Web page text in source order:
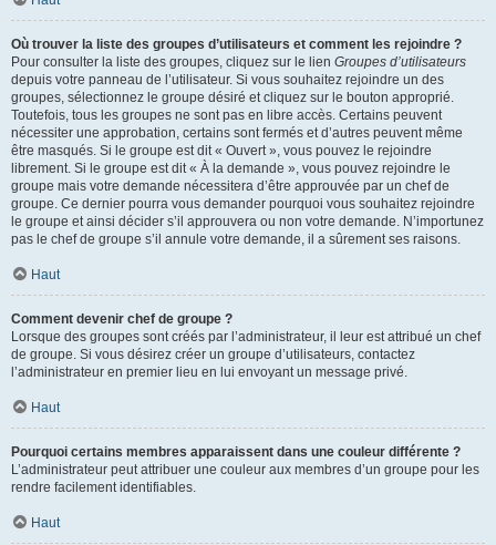
Où trouver la liste des groupes d’utilisateurs et comment les rejoindre ?
Pour consulter la liste des groupes, cliquez sur le lien Groupes d’utilisateurs
depuis votre panneau de l’utilisateur. Si vous souhaitez rejoindre un des
groupes, sélectionnez le groupe désiré et cliquez sur le bouton approprié.
Toutefois, tous les groupes ne sont pas en libre accès. Certains peuvent
nécessiter une approbation, certains sont fermés et d’autres peuvent même
être masqués. Si le groupe est dit « Ouvert », vous pouvez le rejoindre
librement. Si le groupe est dit « À la demande », vous pouvez rejoindre le
groupe mais votre demande nécessitera d’être approuvée par un chef de
groupe. Ce dernier pourra vous demander pourquoi vous souhaitez rejoindre
le groupe et ainsi décider s’il approuvera ou non votre demande. N’importunez
pas le chef de groupe s’il annule votre demande, il a sûrement ses raisons.
Haut
Comment devenir chef de groupe ?
Lorsque des groupes sont créés par l’administrateur, il leur est attribué un chef
de groupe. Si vous désirez créer un groupe d’utilisateurs, contactez
l’administrateur en premier lieu en lui envoyant un message privé.
Haut
Pourquoi certains membres apparaissent dans une couleur différente ?
L’administrateur peut attribuer une couleur aux membres d’un groupe pour les
rendre facilement identifiables.
Haut